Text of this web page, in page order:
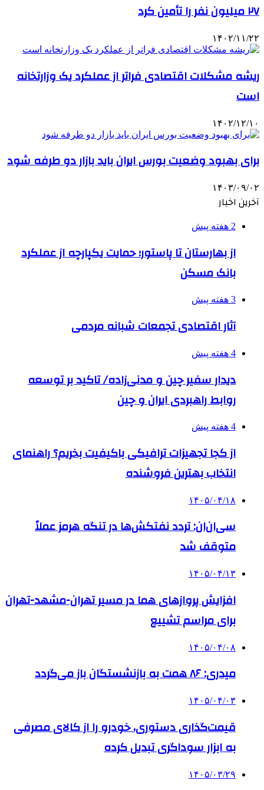
۲۷ میلیون نفر را تأمین کرد
۱۴۰۲/۱۱/۲۲
ریشه مشکلات اقتصادی فراتر از عملکرد یک وزارتخانه
است
۱۴۰۲/۱۲/۱۰
برای بهبود وضعیت بورس ایران باید بازار دو طرفه شود
۱۴۰۳/۰۹/۰۲
آخرین اخبار
2 هفته پیش
از بهارستان تا پاستور؛ حمایت یکپارچه از عملکرد
بانک مسکن
3 هفته پیش
آثار اقتصادی تجمعات شبانه مردمی
4 هفته پیش
دیدار سفیر چین و مدنی‌زاده/ تاکید بر توسعه
روابط راهبردی ایران و چین
4 هفته پیش
از کجا تجهیزات ترافیکی باکیفیت بخریم؟ راهنمای
انتخاب بهترین فروشنده
۱۴۰۵/۰۴/۱۸
سی‌ان‌ان: تردد نفتکش‌ها در تنگه هرمز عملاً
متوقف شد
۱۴۰۵/۰۴/۱۳
افزایش پروازهای هما در مسیر تهران-مشهد-تهران
برای مراسم تشییع
۱۴۰۵/۰۴/۰۸
میدری: ۸۶ همت به بازنشستگان باز می‌گردد
۱۴۰۵/۰۴/۰۳
قیمت‌گذاری دستوری، خودرو را از کالای مصرفی
به ابزار سوداگری تبدیل کرده
۱۴۰۵/۰۳/۲۹